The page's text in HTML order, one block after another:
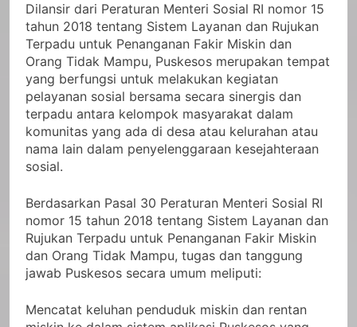
Dilansir dari Peraturan Menteri Sosial RI nomor 15
tahun 2018 tentang Sistem Layanan dan Rujukan
Terpadu untuk Penanganan Fakir Miskin dan
Orang Tidak Mampu, Puskesos merupakan tempat
yang berfungsi untuk melakukan kegiatan
pelayanan sosial bersama secara sinergis dan
terpadu antara kelompok masyarakat dalam
komunitas yang ada di desa atau kelurahan atau
nama lain dalam penyelenggaraan kesejahteraan
sosial.
Berdasarkan Pasal 30 Peraturan Menteri Sosial RI
nomor 15 tahun 2018 tentang Sistem Layanan dan
Rujukan Terpadu untuk Penanganan Fakir Miskin
dan Orang Tidak Mampu, tugas dan tanggung
jawab Puskesos secara umum meliputi:
Mencatat keluhan penduduk miskin dan rentan